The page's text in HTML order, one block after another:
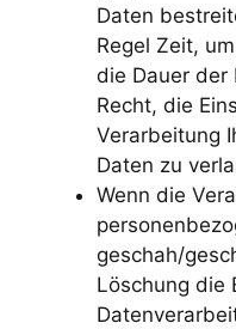
Daten
Regel Zeit,
die Dauer der
Recht, die
Verarbeitung
Daten zu
Wenn die
geschah/
Löschung die